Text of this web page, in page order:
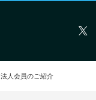
法人会員のご紹介